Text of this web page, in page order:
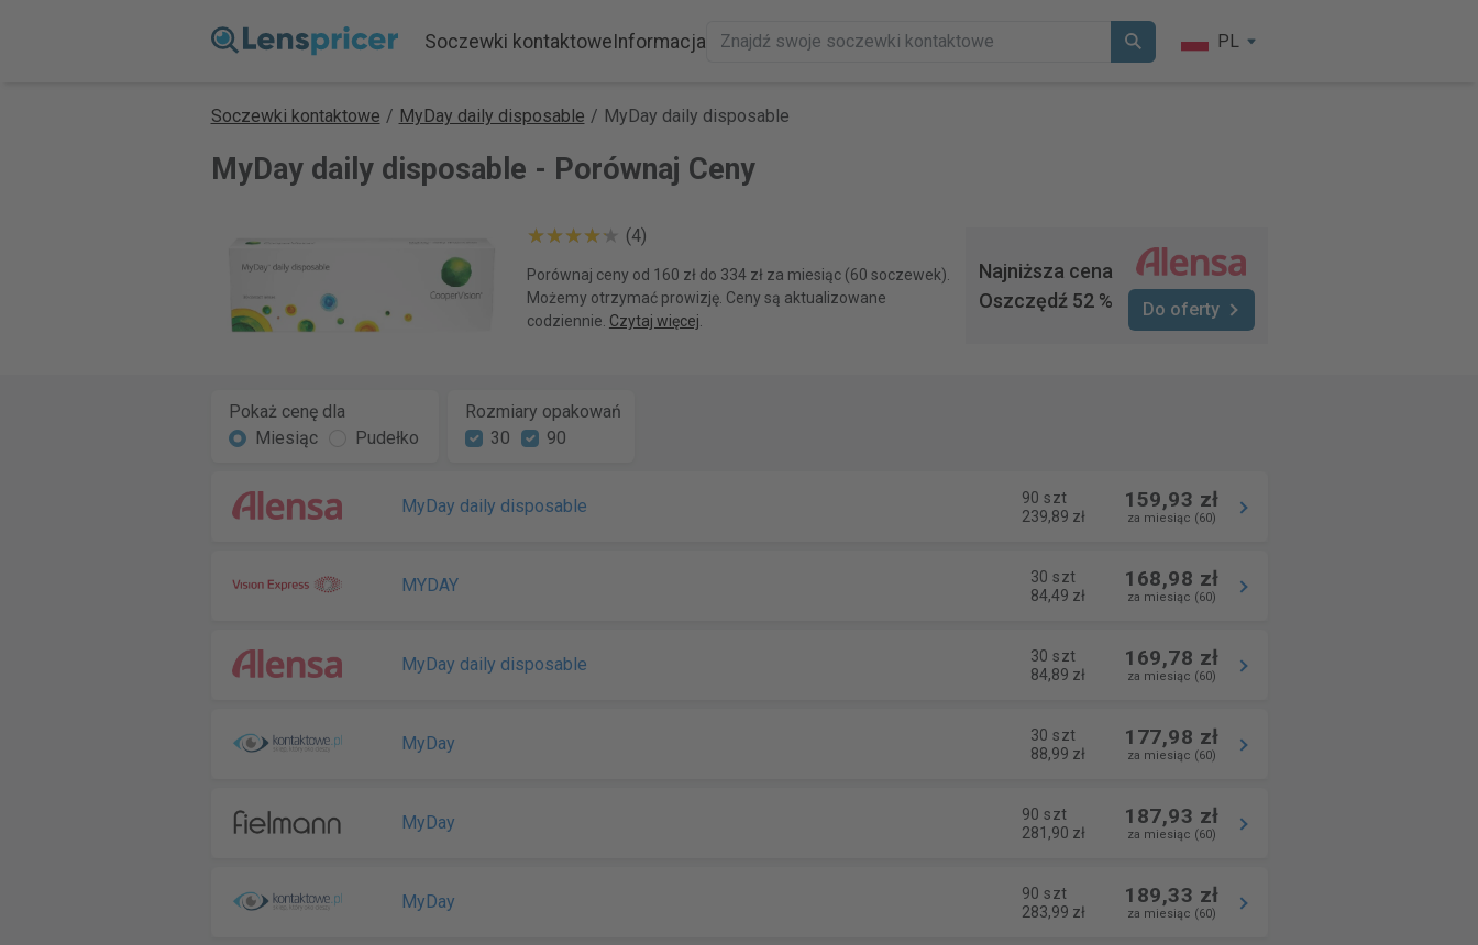
Soczewki kontaktoweInformacja PL
Soczewki kontaktowe / MyDay daily disposable / MyDay daily disposable
MyDay daily disposable - Porównaj Ceny
(4)
Porównaj ceny od 160 zł do 334 zł za miesiąc (60 soczewek).
Możemy otrzymać prowizję. Ceny są aktualizowane
codziennie. Czytaj więcej
Najniższa cena
Oszczędź 52 %
Do oferty
Pokaż cenę dla
Miesiąc
Pudełko
Rozmiary opakowań
30
90
MyDay daily disposable
90 szt
239,89 zł
159,93 zł
za miesiąc (60)
MYDAY
30 szt
84,49 zł
168,98 zł
za miesiąc (60)
MyDay daily disposable
30 szt
84,89 zł
169,78 zł
za miesiąc (60)
MyDay
30 szt
88,99 zł
177,98 zł
za miesiąc (60)
MyDay
90 szt
281,90 zł
187,93 zł
za miesiąc (60)
MyDay
90 szt
283,99 zł
189,33 zł
za miesiąc (60)